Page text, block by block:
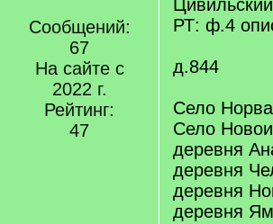
Сообщений:
67
На сайте с
2022 г.
Рейтинг:
47
РТ: ф.4
д.844
Село
Село
деревня
деревня
деревня
деревня